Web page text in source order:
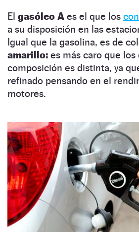
El gasóleo A es el que los
a su disposición en las
Igual que la gasolina, es de
amarillo: es más caro que los
composición es distinta, ya
refinado pensando en el
motores.